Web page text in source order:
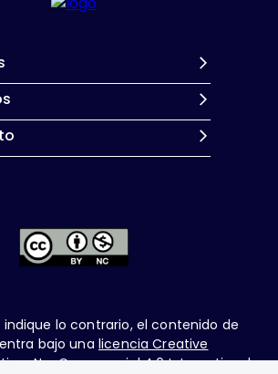
indique lo contrario, el contenido de
bajo una licencia Creative
NonCommercial 4.0 International